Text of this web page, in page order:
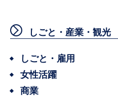
しごと・産業・観光
しごと・雇用
女性活躍
商業